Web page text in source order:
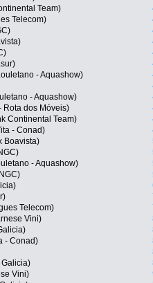
Team)
Telecom)
- Aquashow)
- Aquashow)
Rota dos Móveis)
Continental Team)
- Conad)
Boavista)
- Aquashow)
Telecom)
Vini)
- Conad)
Galicia)
Vini)